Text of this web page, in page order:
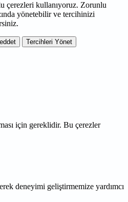
çerezleri kullanıyoruz. Zorunlu
yönetebilir ve tercihinizi
Tercihleri Yönet
için gereklidir. Bu çerezler
deneyimi geliştirmemize yardımcı